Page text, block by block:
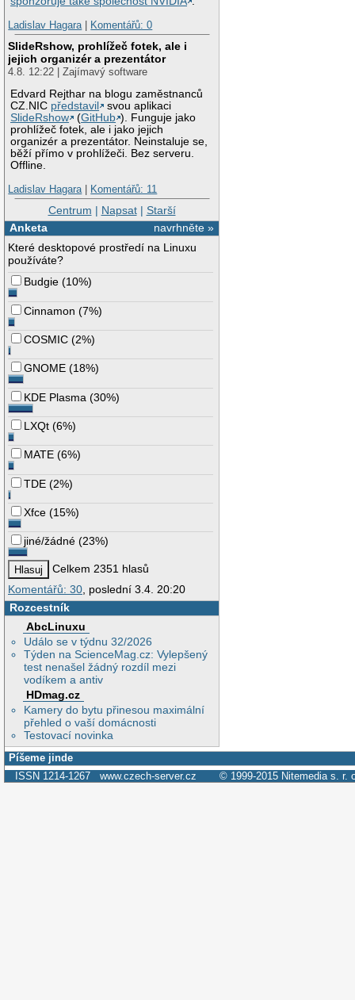
Ladislav Hagara| Komentářů: 0
SlideRshow, prohlížeč fotek, ale i
jejich organizér a prezentátor
4.8. 12:22 | Zajímavý software
Edvard Rejthar na blogu zaměstnanců
CZ.NIC představil
svou aplikaci
SlideRshow
(GitHub ). Funguje jako
prohlížeč fotek, ale i jako jejich
organizér a prezentátor. Neinstaluje se,
běží přímo v prohlížeči. Bez serveru.
Offline.
Ladislav Hagara| Komentářů: 11
Centrum | Napsat| Starší
navrhněte »
Anketa
Které desktopové prostředí na Linuxu
používáte?
Budgie (10%)
Cinnamon (7%)
COSMIC (2%)
GNOME (18%)
KDE Plasma (30%)
LXQt (6%)
MATE (6%)
TDE (2%)
Xfce (15%)
jiné/žádné (23%)
Celkem 2351 hlasů
Komentářů: 30 , poslední 3.4. 20:20
Rozcestník
AbcLinuxu
Událo se v týdnu 32/2026
Týden na ScienceMag.cz: Vylepšený
test nenašel žádný rozdíl mezi
vodíkem a antiv
HDmag.cz
Kamery do bytu přinesou maximální
přehled o vaší domácnosti
Testovací novinka
Píšeme jinde
ISSN 1214-1267 www.czech-server.cz © 1999-2015 Nitemedia s. r.